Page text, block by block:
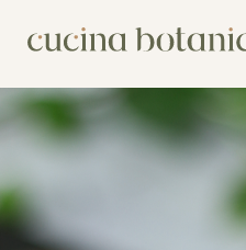
Shop
Chi siamo